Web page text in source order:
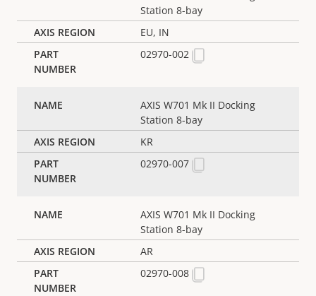
Station 8-bay
EU, IN
02970-002
AXIS W701 Mk II Docking
Station 8-bay
KR
02970-007
AXIS W701 Mk II Docking
Station 8-bay
AR
02970-008